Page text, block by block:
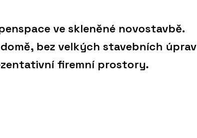
ve skleněné novostavbě.
bez velkých stavebních úprav
firemní prostory.